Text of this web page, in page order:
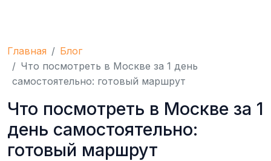
Главная
Блог
Что посмотреть в Москве за 1 день
самостоятельно: готовый маршрут
Что посмотреть в Москве за 1
день самостоятельно:
готовый маршрут